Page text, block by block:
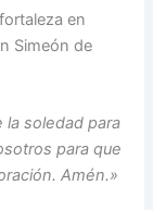
en
Simeón de
la soledad para
para que
Amén.»